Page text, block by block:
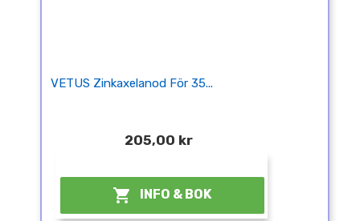
VETUS Zinkaxelanod För 35...
205,00 kr
 INFO & BOK